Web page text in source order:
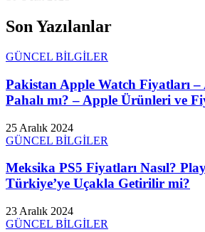
Son Yazılanlar
GÜNCEL BİLGİLER
Pakistan Apple Watch Fiyatları
Pahalı mı? – Apple Ürünleri ve
25 Aralık 2024
GÜNCEL BİLGİLER
Meksika PS5 Fiyatları Nasıl?
Türkiye’ye Uçakla Getirilir mi?
23 Aralık 2024
GÜNCEL BİLGİLER